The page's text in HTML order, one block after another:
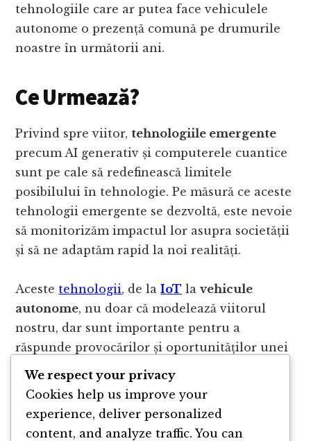
tehnologiile care ar putea face vehiculele
autonome o prezență comună pe drumurile
noastre în următorii ani.
Ce Urmează?
Privind spre viitor,tehnologiile emergente
precum AI generativ și computerele cuantice
sunt pe cale să redefinească limitele
posibilului în tehnologie. Pe măsură ce aceste
tehnologii emergente se dezvoltă, este nevoie
să monitorizăm impactul lor asupra societății
și să ne adaptăm rapid la noi realități.
Aceste tehnologii, de laIoT lavehicule
autonome, nu doar că modelează viitorul
nostru, dar sunt importante pentru a
răspunde provocărilor și oportunităților unei
lumi tot mai conectate și automatizate.
Fiecare dintre ele aduce cu sine un potențial
imens de a îmbunătăți și transforma diferite
aspecte ale vieții moderne.
We respect your privacy
Cookies help us improve your
experience, deliver personalized
content, and analyze traffic. You can